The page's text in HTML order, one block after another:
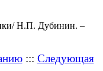
Н.П. Дубинин. –
::: Следующая